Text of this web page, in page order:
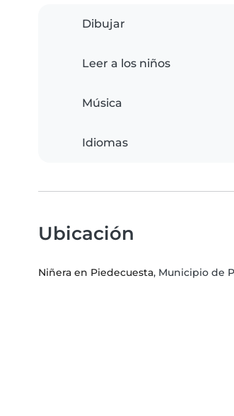
Dibujar
Leer a los niños
Música
Idiomas
Ubicación
Niñera en Piedecuesta, Municipio de